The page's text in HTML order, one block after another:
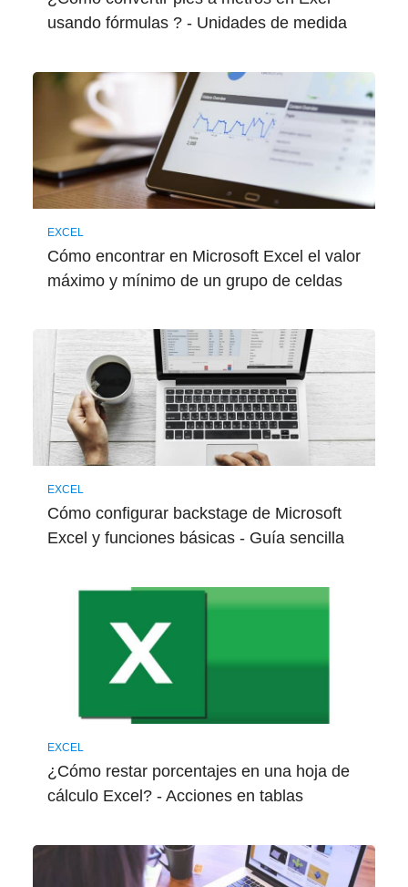
usando fórmulas ? - Unidades de medida
EXCEL
Cómo encontrar en Microsoft Excel el valor
máximo y mínimo de un grupo de celdas
EXCEL
Cómo configurar backstage de Microsoft
Excel y funciones básicas - Guía sencilla
EXCEL
¿Cómo restar porcentajes en una hoja de
cálculo Excel? - Acciones en tablas